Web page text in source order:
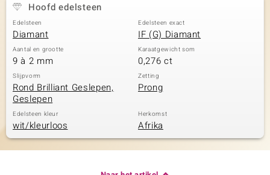
Hoofd edelsteen
Edelsteen
Diamant
Edelsteen exact
IF (G) Diamant
Aantal en grootte
9 à 2 mm
Karaatgewicht som
0,276 ct
Slijpvorm
Rond Brilliant Geslepen,
Geslepen
Zetting
Prong
Edelsteen kleur
wit/kleurloos
Herkomst
Afrika